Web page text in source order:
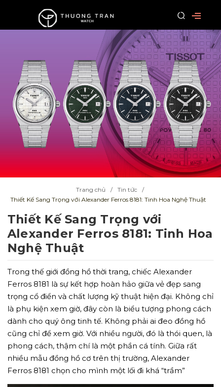
Trang chủ
Tin tức
Thiết Kế Sang Trọng với Alexander Ferros 8181: Tinh Hoa Nghệ Thuật
Thiết Kế Sang Trọng với
Alexander Ferros 8181: Tinh Hoa
Nghệ Thuật
Trong thế giới đồng hồ thời trang, chiếc Alexander
Ferros 8181 là sự kết hợp hoàn hảo giữa vẻ đẹp sang
trọng cổ điển và chất lượng kỹ thuật hiện đại. Không chỉ
là phụ kiện xem giờ, đây còn là biểu tượng phong cách
dành cho quý ông tinh tế. Không phải ai đeo đồng hồ
cũng chỉ để xem giờ. Với nhiều người, đó là thói quen, là
phong cách, thậm chí là một phần cá tính. Giữa rất
nhiều mẫu đồng hồ cơ trên thị trường, Alexander
Ferros 8181 chọn cho mình một lối đi khá “trầm”